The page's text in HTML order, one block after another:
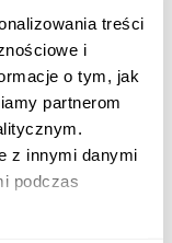
treści
i
o tym, jak
partnerom
z innymi danymi
podczas